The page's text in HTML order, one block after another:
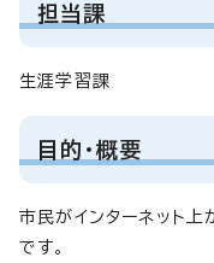
担当課
生涯学習課
目的・概要
市民がインターネット
です。